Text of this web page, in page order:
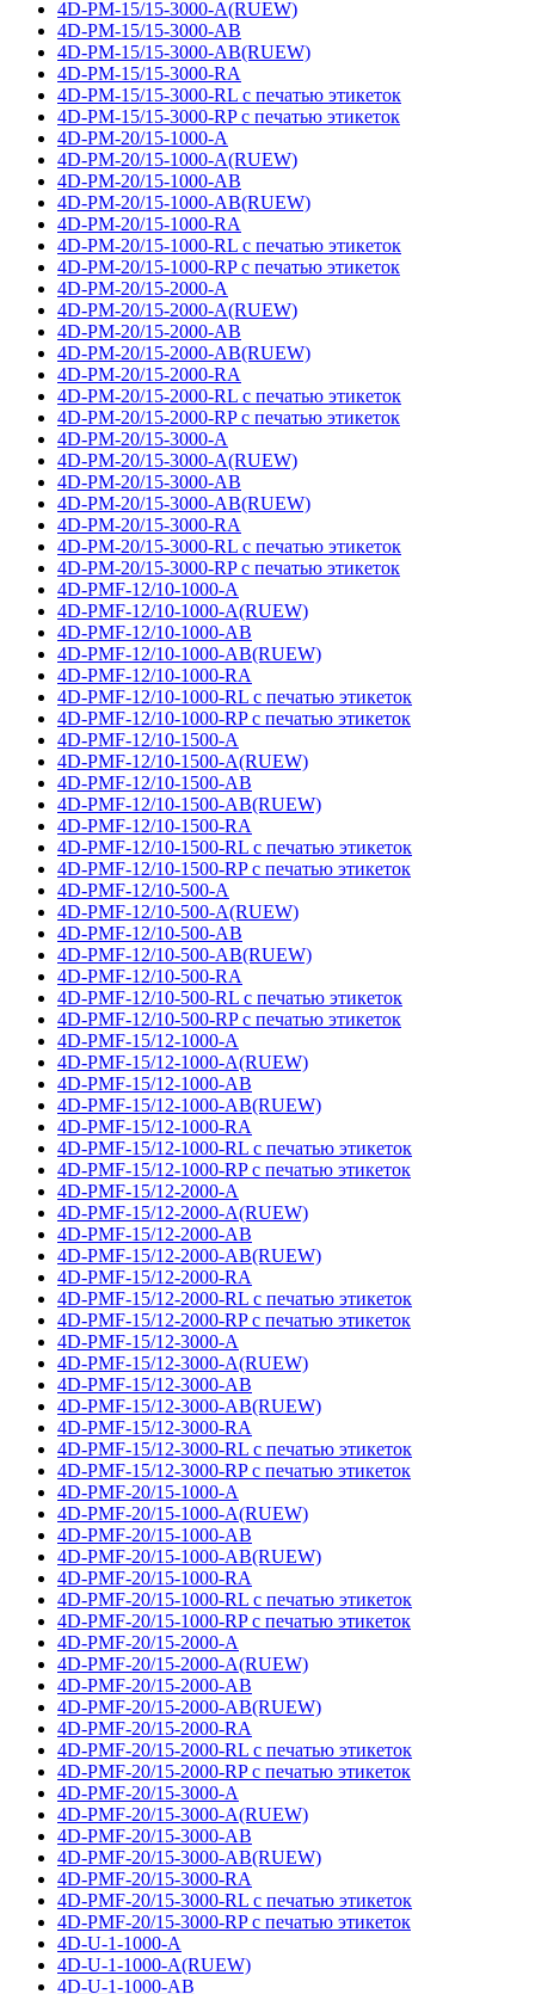
4D-PM-15/15-3000-A(RUEW)
4D-PM-15/15-3000-AB
4D-PM-15/15-3000-AB(RUEW)
4D-PM-15/15-3000-RA
4D-PM-15/15-3000-RL с печатью этикеток
4D-PM-15/15-3000-RP с печатью этикеток
4D-PM-20/15-1000-A
4D-PM-20/15-1000-A(RUEW)
4D-PM-20/15-1000-AB
4D-PM-20/15-1000-AB(RUEW)
4D-PM-20/15-1000-RA
4D-PM-20/15-1000-RL с печатью этикеток
4D-PM-20/15-1000-RP с печатью этикеток
4D-PM-20/15-2000-A
4D-PM-20/15-2000-A(RUEW)
4D-PM-20/15-2000-AB
4D-PM-20/15-2000-AB(RUEW)
4D-PM-20/15-2000-RA
4D-PM-20/15-2000-RL с печатью этикеток
4D-PM-20/15-2000-RP с печатью этикеток
4D-PM-20/15-3000-A
4D-PM-20/15-3000-A(RUEW)
4D-PM-20/15-3000-AB
4D-PM-20/15-3000-AB(RUEW)
4D-PM-20/15-3000-RA
4D-PM-20/15-3000-RL с печатью этикеток
4D-PM-20/15-3000-RP с печатью этикеток
4D-PMF-12/10-1000-A
4D-PMF-12/10-1000-A(RUEW)
4D-PMF-12/10-1000-AB
4D-PMF-12/10-1000-AB(RUEW)
4D-PMF-12/10-1000-RA
4D-PMF-12/10-1000-RL с печатью этикеток
4D-PMF-12/10-1000-RP с печатью этикеток
4D-PMF-12/10-1500-A
4D-PMF-12/10-1500-A(RUEW)
4D-PMF-12/10-1500-AB
4D-PMF-12/10-1500-AB(RUEW)
4D-PMF-12/10-1500-RA
4D-PMF-12/10-1500-RL с печатью этикеток
4D-PMF-12/10-1500-RP с печатью этикеток
4D-PMF-12/10-500-A
4D-PMF-12/10-500-A(RUEW)
4D-PMF-12/10-500-AB
4D-PMF-12/10-500-AB(RUEW)
4D-PMF-12/10-500-RA
4D-PMF-12/10-500-RL с печатью этикеток
4D-PMF-12/10-500-RP с печатью этикеток
4D-PMF-15/12-1000-A
4D-PMF-15/12-1000-A(RUEW)
4D-PMF-15/12-1000-AB
4D-PMF-15/12-1000-AB(RUEW)
4D-PMF-15/12-1000-RA
4D-PMF-15/12-1000-RL с печатью этикеток
4D-PMF-15/12-1000-RP с печатью этикеток
4D-PMF-15/12-2000-A
4D-PMF-15/12-2000-A(RUEW)
4D-PMF-15/12-2000-AB
4D-PMF-15/12-2000-AB(RUEW)
4D-PMF-15/12-2000-RA
4D-PMF-15/12-2000-RL с печатью этикеток
4D-PMF-15/12-2000-RP с печатью этикеток
4D-PMF-15/12-3000-A
4D-PMF-15/12-3000-A(RUEW)
4D-PMF-15/12-3000-AB
4D-PMF-15/12-3000-AB(RUEW)
4D-PMF-15/12-3000-RA
4D-PMF-15/12-3000-RL с печатью этикеток
4D-PMF-15/12-3000-RP с печатью этикеток
4D-PMF-20/15-1000-A
4D-PMF-20/15-1000-A(RUEW)
4D-PMF-20/15-1000-AB
4D-PMF-20/15-1000-AB(RUEW)
4D-PMF-20/15-1000-RA
4D-PMF-20/15-1000-RL с печатью этикеток
4D-PMF-20/15-1000-RP с печатью этикеток
4D-PMF-20/15-2000-A
4D-PMF-20/15-2000-A(RUEW)
4D-PMF-20/15-2000-AB
4D-PMF-20/15-2000-AB(RUEW)
4D-PMF-20/15-2000-RA
4D-PMF-20/15-2000-RL с печатью этикеток
4D-PMF-20/15-2000-RP с печатью этикеток
4D-PMF-20/15-3000-A
4D-PMF-20/15-3000-A(RUEW)
4D-PMF-20/15-3000-AB
4D-PMF-20/15-3000-AB(RUEW)
4D-PMF-20/15-3000-RA
4D-PMF-20/15-3000-RL с печатью этикеток
4D-PMF-20/15-3000-RP с печатью этикеток
4D-U-1-1000-A
4D-U-1-1000-A(RUEW)
4D-U-1-1000-AB